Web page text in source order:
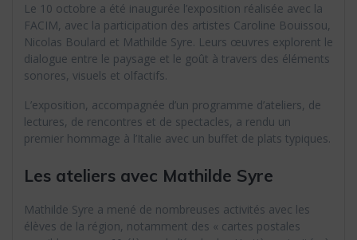
Le 10 octobre a été inaugurée l’exposition réalisée avec la
FACIM, avec la participation des artistes Caroline Bouissou,
Nicolas Boulard et Mathilde Syre. Leurs œuvres explorent le
dialogue entre le paysage et le goût à travers des éléments
sonores, visuels et olfactifs.
L’exposition, accompagnée d’un programme d’ateliers, de
lectures, de rencontres et de spectacles, a rendu un
premier hommage à l’Italie avec un buffet de plats typiques.
Les ateliers avec Mathilde Syre
Mathilde Syre a mené de nombreuses activités avec les
élèves de la région, notamment des « cartes postales